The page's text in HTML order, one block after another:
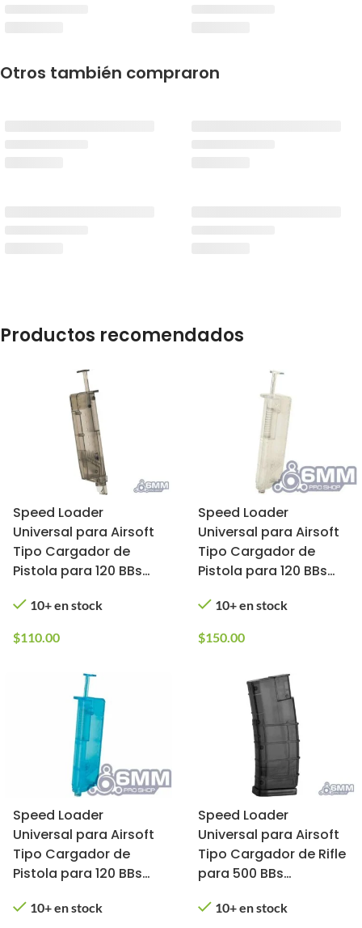
Otros también compraron
Productos recomendados
Speed Loader
Universal para Airsoft
Tipo Cargador de
Pistola para 120 BBs
Ahumado)
10+ en stock
$110.00
Speed Loader
Universal para Airsoft
Tipo Cargador de
Pistola para 120 BBs
Transparente)
10+ en stock
$150.00
Speed Loader
Universal para Airsoft
Tipo Cargador de
Pistola para 120 BBs
Azul)10+ en stock
Speed Loader
Universal para Airsoft
Tipo Cargador de Rifle
para 500 BBs
Negro)
10+ en stock